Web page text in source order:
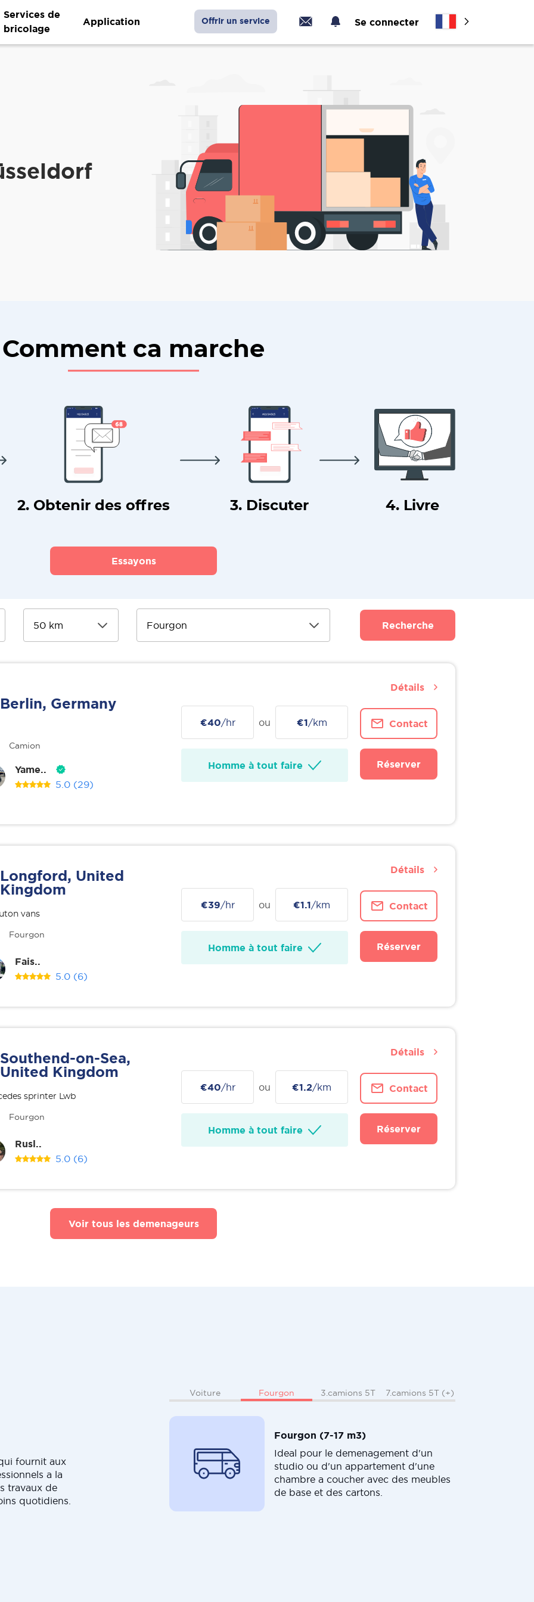
Services de
bricolage
Application Offrir un service Se connecter
Comment ca marche
2. Obtenir des offres 3. Discuter 4. Livre
Essayons
Recherche
Berlin, Germany
Camion
Yame..
5.0 (29)
€40/hr ou €1/km
Homme à tout faire
Contact
Réserver
Détails
Longford, United
Kingdom
vans
Fourgon
Fais..
5.0 (6)
€39/hr ou €1.1/km
Homme à tout faire
Contact
Réserver
Détails
Southend-on-Sea,
United Kingdom
sprinter Lwb
Fourgon
Rusl..
5.0 (6)
€40/hr ou €1.2/km
Homme à tout faire
Contact
Réserver
Détails
Voir tous les demenageurs
fournit aux
a la
travaux de
quotidiens.
Voiture Fourgon 3.camions 5T 7.camions 5T (+)
Fourgon (7-17 m3)
Ideal pour le demenagement d'un
studio ou d'un appartement d'une
chambre a coucher avec des meubles
de base et des cartons.